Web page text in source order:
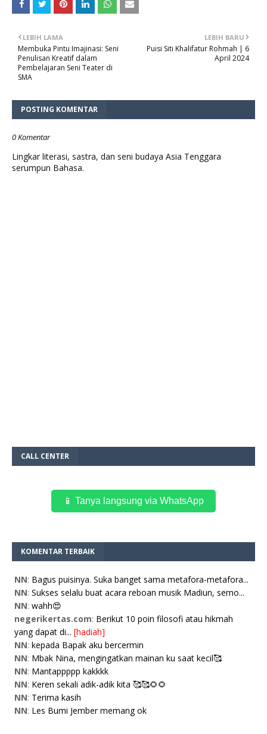
LEBIH BARU
Puisi Siti Khalifatur Rohmah | 6
April 2024
LEBIH LAMA
Membuka Pintu Imajinasi: Seni
Penulisan Kreatif dalam
Pembelajaran Seni Teater di
SMA
POSTING KOMENTAR
0 Komentar
Lingkar literasi, sastra, dan seni budaya Asia Tenggara
serumpun Bahasa.
CALL CENTER
📱 Tanya langsung via WhatsApp
KOMENTAR TERBAIK
NN: Bagus puisinya. Suka banget sama metafora-metafora...
NN: Sukses selalu buat acara reboan musik Madiun, semo...
NN: wahh😍
negerikertas.com: Berikut 10 poin filosofi atau hikmah
yang dapat di... [hadiah]
NN: kepada Bapak aku bercermin
NN: Mbak Nina, mengingatkan mainan ku saat kecil🥰
NN: Mantappppp kakkkk
NN: Keren sekali adik-adik kita 🥰🥰🌻🌻
NN: Terima kasih
NN: Les Bumi Jember memang ok